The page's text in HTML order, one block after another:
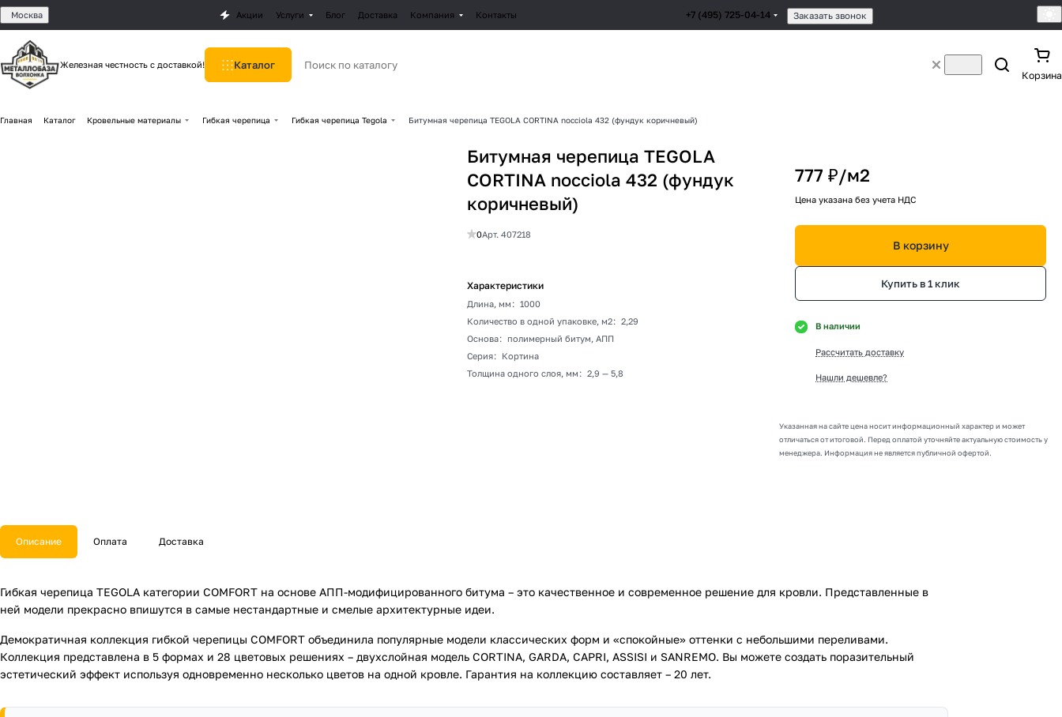
Москва Акции Услуги Блог Доставка Компания Контакты +7 (495) 725-04-14 Заказать звонок
Железная честность с доставкой! Каталог
Корзина
Главная Каталог Кровельные материалы Гибкая черепица Гибкая черепица Tegola Битумная черепица TEGOLA CORTINA nocciola 432 (фундук коричневый)
Битумная черепица TEGOLA
CORTINA nocciola 432 (фундук
коричневый)
0Арт.407218
Характеристики
Длина, мм : 1000
Количество в одной упаковке, м2: 2,29
Основа:
полимерный битум, АПП
Серия:
Кортина
Толщина одного слоя, мм : 2,9 — 5,8
777 ₽/м2
Цена указана без учета НДС
В корзину
Купить в 1 клик
В наличии
Рассчитать доставку
Нашли дешевле?
Указанная на сайте цена носит информационный характер и может
отличаться от итоговой. Перед оплатой уточняйте актуальную стоимость у
менеджера. Информация не является публичной офертой.
Описание Оплата Доставка
Гибкая черепица TEGOLA категории COMFORT на основе АПП-модифицированного битума – это качественное и современное решение для кровли. Представленные в
ней модели прекрасно впишутся в самые нестандартные и смелые архитектурные идеи.
Демократичная коллекция гибкой черепицы COMFORT объединила популярные модели классических форм и «спокойные» оттенки с небольшими переливами.
Коллекция представлена в 5 формах и 28 цветовых решениях – двухслойная модель CORTINA, GARDA, CAPRI, ASSISI и SANREMO. Вы можете создать поразительный
эстетический эффект используя одновременно несколько цветов на одной кровле. Гарантия на коллекцию составляет – 20 лет.